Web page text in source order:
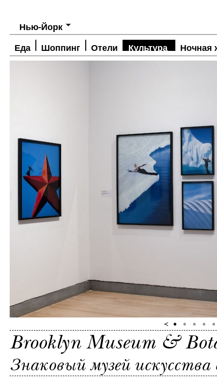
Нью-Йорк
Еда Шоппинг Отели Культура Ночная
Brooklyn Museum &
Знаковый музей